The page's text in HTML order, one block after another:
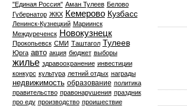
"Единая Россия" Аман Тулеев Белово
Губернатор ЖКХ Кемерово Кузбасс
Ленинск-Кузнецкий Мариинск
Междуреченск Новокузнецк
Прокопьевск СМИ Таштагол Тулеев
Юрга авто акция бюджет выборы
жилье здравоохранение инвестиции
конкурс культура летний отдых награды
недвижимость образование политика
правительство правонарушения праздник
про еду производство проишествие